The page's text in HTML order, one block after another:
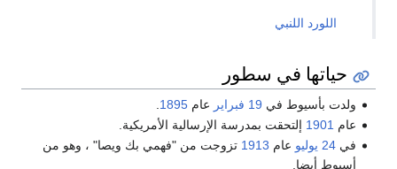
اللورد اللنبي
حياتها في سطور
ولدت بأسيوط في 19 فبراير عام1895
عام 1901 إلتحقت بمدرسة الإرسالية الأمريكية.
في24 يوليو عام 1913 تزوجت من "فهمي بك ويصا" ، وهو من
أسيوط أيضا.